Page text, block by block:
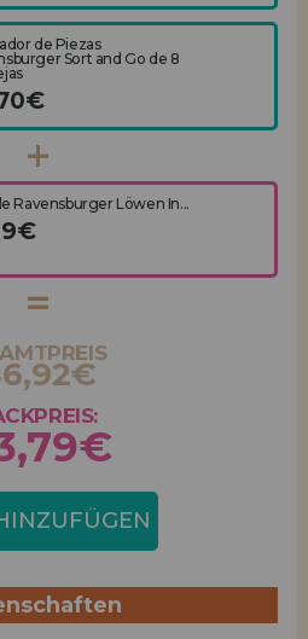
de Piezas
Sort and Go de 8
Ravensburger Löwen In...